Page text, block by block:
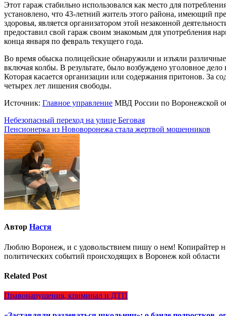
Этот гараж стабильно использовался как место для
установлено, что 43-летний житель этого района, имеющий
здоровья, является организатором этой незаконной
предоставил свой гараж своим знакомым для употребления
конца января по февраль текущего года.
Во время обыска полицейские обнаружили и изъяли
включая колбы. В результате, было возбуждено уголовное
Которая касается организации или содержания притонов. За
четырех лет лишения свободы.
Источник: Главное управление МВД России по Воронежской
Навигация
по
записям
Небезопасный переход на улице Беговая
Пенсионерка из Нововоронежа стала жертвой мошенников
Автор Настя
Люблю Воронеж, и с удовольствием пишу о нем! Копирайтер
политических событий происходящих в Воронеж кой области
Related Post
Правонарушения, криминал и ДТП